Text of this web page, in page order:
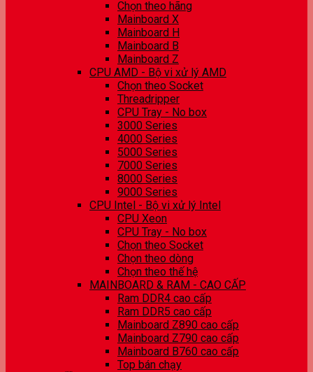
Chọn theo hãng
Mainboard X
Mainboard H
Mainboard B
Mainboard Z
CPU AMD - Bộ vi xử lý AMD
Chọn theo Socket
Threadripper
CPU Tray - No box
3000 Series
4000 Series
5000 Series
7000 Series
8000 Series
9000 Series
CPU Intel - Bộ vi xử lý Intel
CPU Xeon
CPU Tray - No box
Chọn theo Socket
Chọn theo dòng
Chọn theo thế hệ
MAINBOARD & RAM - CAO CẤP
Ram DDR4 cao cấp
Ram DDR5 cao cấp
Mainboard Z890 cao cấp
Mainboard Z790 cao cấp
Mainboard B760 cao cấp
Top bán chạy